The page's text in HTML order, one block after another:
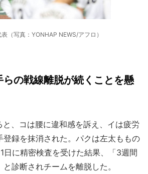
（写真：YONHAP NEWS/アフロ）
の戦線離脱が続くことを懸
、コは腰に違和感を訴え、イは疲労
登録を抹消された。パクは左太ももの
日に精密検査を受けた結果、「3週間
診断されチームを離脱した。